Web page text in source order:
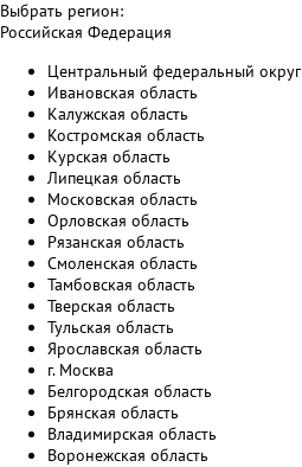
Выбрать регион:
Российская Федерация
Центральный федеральный округ
Ивановская область
Калужская область
Костромская область
Курская область
Липецкая область
Московская область
Орловская область
Рязанская область
Смоленская область
Тамбовская область
Тверская область
Тульская область
Ярославская область
г. Москва
Белгородская область
Брянская область
Владимирская область
Воронежская область